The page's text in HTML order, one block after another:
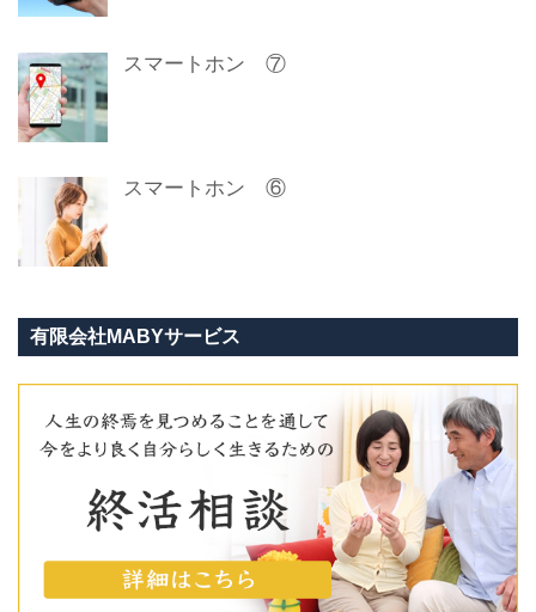
スマートホン ⑦
スマートホン ⑥
有限会社MABYサービス